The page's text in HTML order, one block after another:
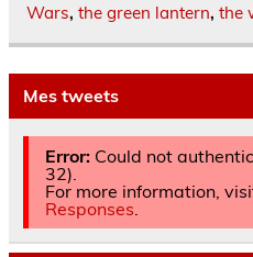
Wars, the green lantern, the
Mes tweets
Error:Could not
32).
For more information,
Responses